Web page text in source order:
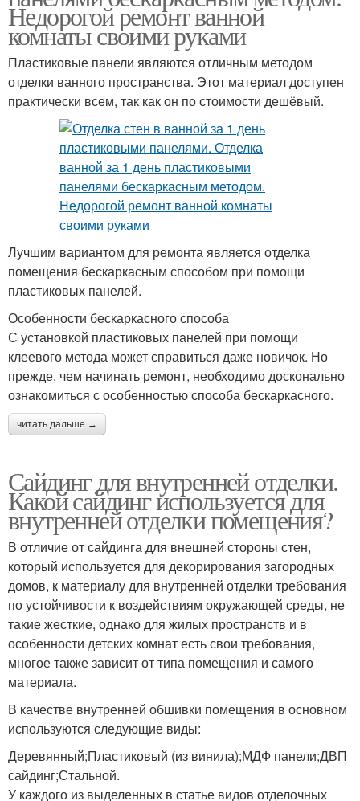
Недорогой ремонт ванной
комнаты своими руками
Пластиковые панели являются отличным методом
отделки ванного пространства. Этот материал доступен
практически всем, так как он по стоимости дешёвый.
Лучшим вариантом для ремонта является отделка
помещения бескаркасным способом при помощи
пластиковых панелей.
Особенности бескаркасного способа
С установкой пластиковых панелей при помощи
клеевого метода может справиться даже новичок. Но
прежде, чем начинать ремонт, необходимо досконально
ознакомиться с особенностью способа бескаркасного.
читать дальше →
Сайдинг для внутренней отделки.
Какой сайдинг используется для
внутренней отделки помещения?
В отличие от сайдинга для внешней стороны стен,
который используется для декорирования загородных
домов, к материалу для внутренней отделки требования
по устойчивости к воздействиям окружающей среды, не
такие жесткие, однако для жилых пространств и в
особенности детских комнат есть свои требования,
многое также зависит от типа помещения и самого
материала.
В качестве внутренней обшивки помещения в основном
используются следующие виды:
Деревянный;Пластиковый (из винила);МДФ панели;ДВП
сайдинг;Стальной.
У каждого из выделенных в статье видов отделочных